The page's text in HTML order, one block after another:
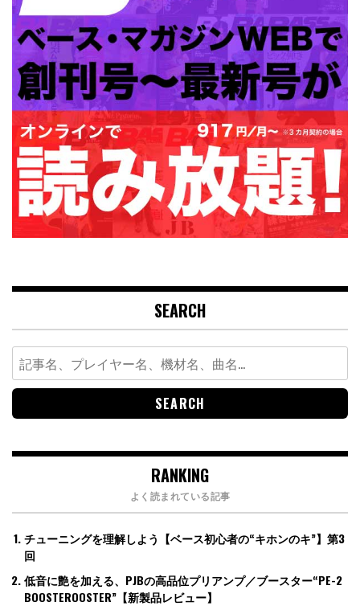
SEARCH
Search
for:
RANKING
よく読まれている記事
チューニングを理解しよう【ベース初心者の“キホンのキ”】第3
回
低音に艶を加える、PJBの高品位プリアンプ／ブースター“PE-2
BOOSTEROOSTER”【新製品レビュー】